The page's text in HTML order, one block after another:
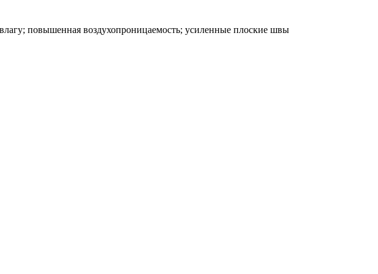
повышенная воздухопроницаемость; усиленные плоские швы